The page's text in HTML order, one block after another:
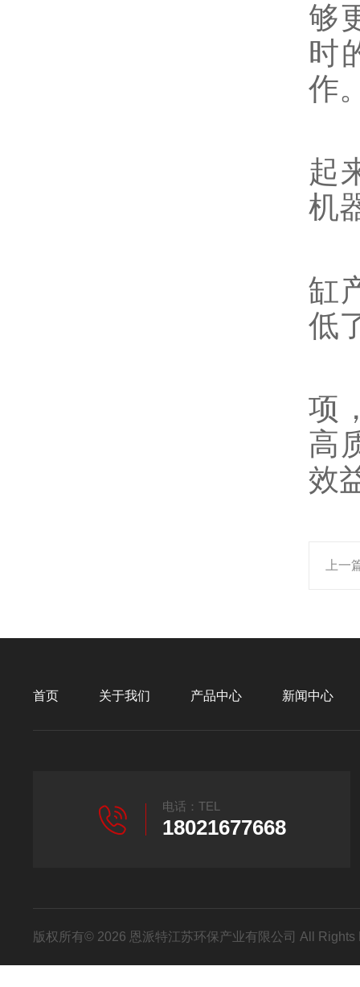
够
时
作
起
机
缸
低
项
高
效
上一
首页 关于我们 产品中心 新闻中心
电话：TEL
18021677668
版权所有© 2026 恩派特江苏环保产业有限公司 All